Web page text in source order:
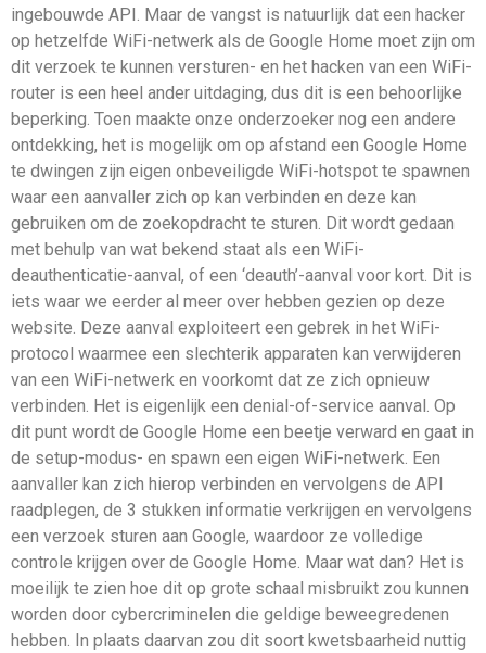
ingebouwde API. Maar de vangst is natuurlijk dat een hacker
op hetzelfde WiFi-netwerk als de Google Home moet zijn om
dit verzoek te kunnen versturen- en het hacken van een WiFi-
router is een heel ander uitdaging, dus dit is een behoorlijke
beperking. Toen maakte onze onderzoeker nog een andere
ontdekking, het is mogelijk om op afstand een Google Home
te dwingen zijn eigen onbeveiligde WiFi-hotspot te spawnen
waar een aanvaller zich op kan verbinden en deze kan
gebruiken om de zoekopdracht te sturen. Dit wordt gedaan
met behulp van wat bekend staat als een WiFi-
deauthenticatie-aanval, of een ‘deauth’-aanval voor kort. Dit is
iets waar we eerder al meer over hebben gezien op deze
website. Deze aanval exploiteert een gebrek in het WiFi-
protocol waarmee een slechterik apparaten kan verwijderen
van een WiFi-netwerk en voorkomt dat ze zich opnieuw
verbinden. Het is eigenlijk een denial-of-service aanval. Op
dit punt wordt de Google Home een beetje verward en gaat in
de setup-modus- en spawn een eigen WiFi-netwerk. Een
aanvaller kan zich hierop verbinden en vervolgens de API
raadplegen, de 3 stukken informatie verkrijgen en vervolgens
een verzoek sturen aan Google, waardoor ze volledige
controle krijgen over de Google Home. Maar wat dan? Het is
moeilijk te zien hoe dit op grote schaal misbruikt zou kunnen
worden door cybercriminelen die geldige beweegredenen
hebben. In plaats daarvan zou dit soort kwetsbaarheid nuttig